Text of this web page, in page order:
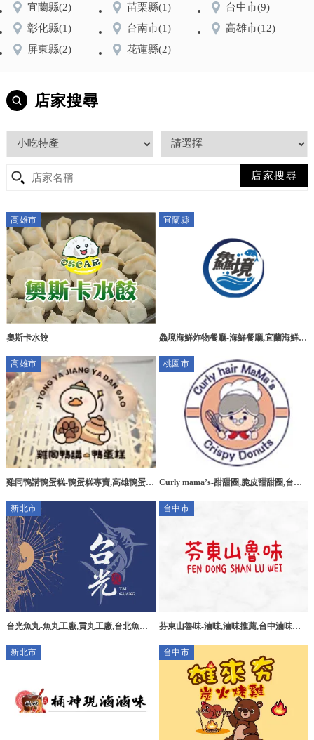
宜蘭縣(2) 苗栗縣(1) 台中市(9)
彰化縣(1) 台南市(1) 高雄市(12)
屏東縣(2) 花蓮縣(2)
店家搜尋
高雄市
奧斯卡水餃
宜蘭縣
鱻境海鮮炸物餐廳-海鮮餐廳,宜蘭海鮮餐
海鮮炸物小吃店
高雄市
雞同鴨講鴨蛋糕-鴨蛋糕專賣,高雄鴨蛋糕
桃園市
Curly mama’s-甜甜圈,脆皮甜甜圈,台中
新北市
台光魚丸-魚丸工廠,貢丸工廠,台北魚丸
台中市
芬東山魯味-滷味,滷味推薦,台中滷味推
新北市
台中市